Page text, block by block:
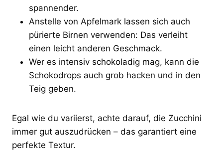
spannender.
Anstelle von Apfelmark lassen sich auch
pürierte Birnen verwenden: Das verleiht
einen leicht anderen Geschmack.
Wer es intensiv schokoladig mag, kann die
Schokodrops auch grob hacken und in den
Teig geben.
Egal wie du variierst, achte darauf, die Zucchini
immer gut auszudrücken – das garantiert eine
perfekte Textur.